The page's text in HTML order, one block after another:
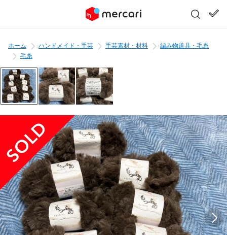
ホーム ハンドメイド・手芸 手芸素材・材料
編み物道具・毛糸
毛糸